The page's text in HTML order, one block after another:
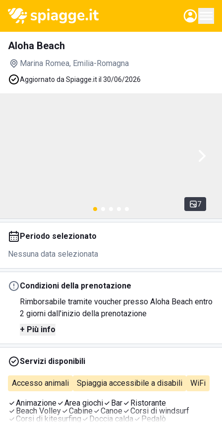
Aloha Beach
Marina Romea, Emilia-Romagna
Aggiornato da Spiagge.it il 30/06/2026
7
Periodo selezionato
Nessuna data selezionata
Condizioni della prenotazione
Rimborsabile tramite voucher presso Aloha Beach entro
2 giorni dall'inizio della prenotazione
+ Più info
Servizi disponibili
Accesso animali Spiaggia accessibile a disabili WiFi
Animazione Area giochi Bar
Ristorante
Beach Volley
Cabine Canoe
Corsi di windsurf
Corsi di kitesurfing
Doccia calda
Pedalò